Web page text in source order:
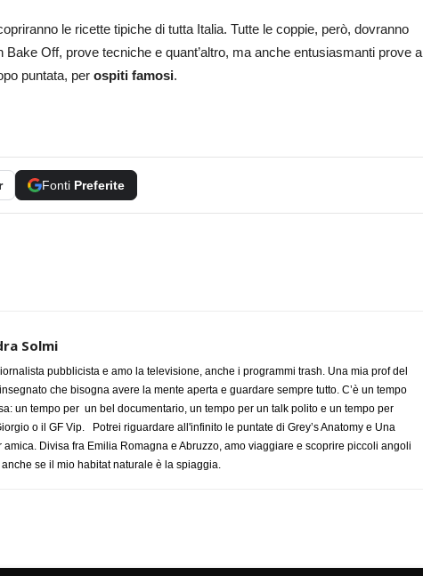
le ricette tipiche di tutta Italia. Tutte le coppie, però, dovranno
Off, prove tecniche e quant’altro, ma anche entusiasmanti prove a
puntata, per ospiti famosi.
Fonti Preferite
Solmi
pubblicista e amo la televisione, anche i programmi trash. Una mia prof del
che bisogna avere la mente aperta e guardare sempre tutto. C’è un tempo
un tempo per un bel documentario, un tempo per un talk polito e un tempo per
o il GF Vip. Potrei riguardare all'infinito le puntate di Grey’s Anatomy e Una
amica. Divisa fra Emilia Romagna e Abruzzo, amo viaggiare e scoprire piccoli angoli
se il mio habitat naturale è la spiaggia.